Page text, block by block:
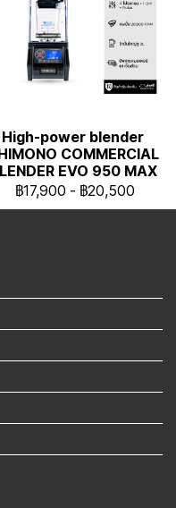
High-power blender
COMMERCIAL
EVO 950 MAX
฿17,900 - ฿20,500